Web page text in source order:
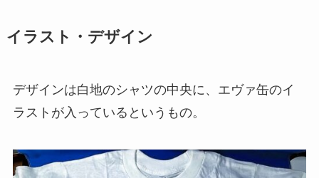
イラスト・デザイン
デザインは白地のシャツの中央に、エヴァ缶のイ
ラストが入っているというもの。